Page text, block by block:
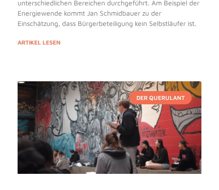
unterschiedlichen Bereichen durchgeführt. Am Beispiel der
Energiewende kommt Jan Schmidbauer zu der
Einschätzung, dass Bürgerbeteiligung kein Selbstläufer ist.
ARTIKEL LESEN
DER QUERULANT